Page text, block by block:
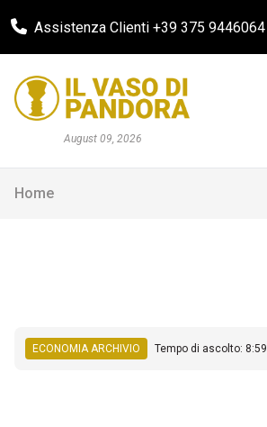
Assistenza Clienti +39 375 9446064
August 09, 2026
Home
ECONOMIA ARCHIVIO Tempo di ascolto: 8:59